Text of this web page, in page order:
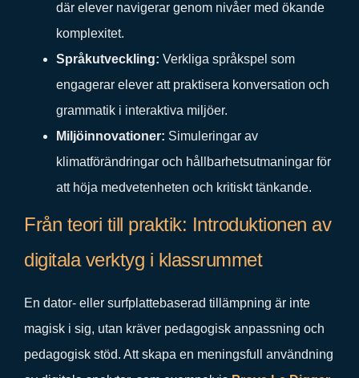
där elever navigerar genom nivåer med ökande
komplexitet.
Språkutveckling: Verkliga språkspel som
engagerar elever att praktisera konversation och
grammatik i interaktiva miljöer.
Miljöinnovationer: Simuleringar av
klimatförändringar och hållbarhetsutmaningar för
att höja medvetenheten och kritiskt tänkande.
Från teori till praktik: Introduktionen av
digitala verktyg i klassrummet
En dator- eller surfplattebaserad tillämpning är inte
magisk i sig, utan kräver pedagogisk anpassning och
pedagogisk stöd. Att skapa en meningsfull användning